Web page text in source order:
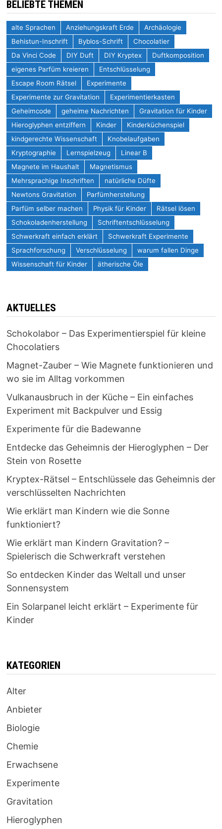
BELIEBTE THEMEN
alte Sprachen Anziehungskraft Erde
Archäologie
Behistun-Inschrift
Byblos-Schrift
Chocolatier
Da Vinci Code
DIY Duft DIY Kryptex
Duftkomposition
eigenes Parfüm kreieren
Entschlüsselung
Escape Room Rätsel
Experimente
Experimente zur Gravitation
Experimentierkasten
Geheimcode
geheime Nachrichten
Gravitation für Kinder
Hieroglyphen entziffern
Kinder
Kinderküchenspiel
kindgerechte Wissenschaft
Knobelaufgaben
Kryptographie
Lernspielzeug
Linear B
Magnete im Haushalt
Magnetismus
Mehrsprachige Inschriften
natürliche Düfte
Newtons Gravitation
Parfümherstellung
Parfüm selber machen
Physik für Kinder
Rätsel lösen
Schokoladenherstellung
Schriftentschlüsselung
Schwerkraft einfach erklärt
Schwerkraft Experimente
Sprachforschung
Verschlüsselung
warum fallen Dinge
Wissenschaft für Kinder
ätherische Öle
AKTUELLES
Schokolabor – Das Experimentierspiel für kleine
Chocolatiers
Magnet-Zauber – Wie Magnete funktionieren und
wo sie im Alltag vorkommen
Vulkanausbruch in der Küche – Ein einfaches
Experiment mit Backpulver und Essig
Experimente für die Badewanne
Entdecke das Geheimnis der Hieroglyphen – Der
Stein von Rosette
Kryptex-Rätsel – Entschlüssele das Geheimnis der
verschlüsselten Nachrichten
Wie erklärt man Kindern wie die Sonne
funktioniert?
Wie erklärt man Kindern Gravitation? –
Spielerisch die Schwerkraft verstehen
So entdecken Kinder das Weltall und unser
Sonnensystem
Ein Solarpanel leicht erklärt – Experimente für
Kinder
KATEGORIEN
Alter
Anbieter
Biologie
Chemie
Erwachsene
Experimente
Gravitation
Hieroglyphen